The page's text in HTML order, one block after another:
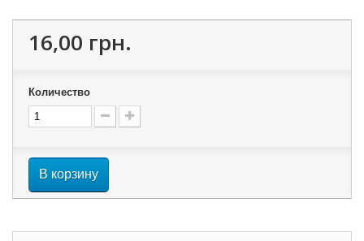
16,00 грн.
Количество
В корзину